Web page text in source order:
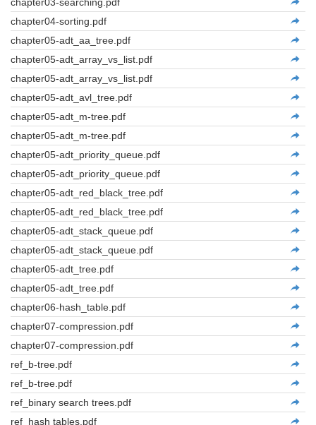
chapter04-sorting.pdf
chapter05-adt_aa_tree.pdf
chapter05-adt_array_vs_list.pdf
chapter05-adt_array_vs_list.pdf
chapter05-adt_avl_tree.pdf
chapter05-adt_m-tree.pdf
chapter05-adt_m-tree.pdf
chapter05-adt_priority_queue.pdf
chapter05-adt_priority_queue.pdf
chapter05-adt_red_black_tree.pdf
chapter05-adt_red_black_tree.pdf
chapter05-adt_stack_queue.pdf
chapter05-adt_stack_queue.pdf
chapter05-adt_tree.pdf
chapter05-adt_tree.pdf
chapter06-hash_table.pdf
chapter07-compression.pdf
chapter07-compression.pdf
ref_b-tree.pdf
ref_b-tree.pdf
ref_binary search trees.pdf
ref_hash tables.pdf